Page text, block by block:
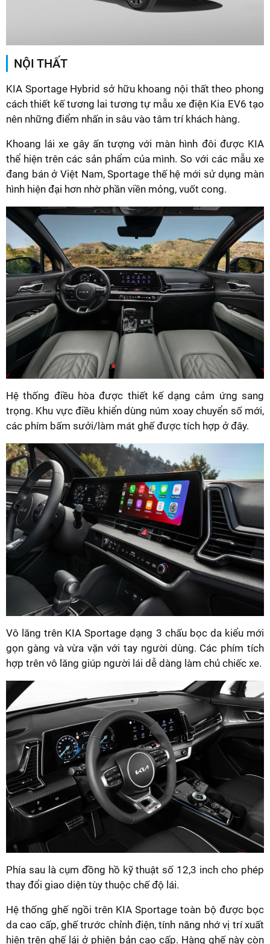
NỘI THẤT
KIA Sportage Hybrid sở hữu khoang nội thất theo phong
cách thiết kế tương lai tương tự mẫu xe điện Kia EV6 tạo
nên những điểm nhấn in sâu vào tâm trí khách hàng.
Khoang lái xe gây ấn tượng với màn hình đôi được KIA
thể hiện trên các sản phẩm của mình. So với các mẫu xe
đang bán ở Việt Nam, Sportage thế hệ mới sử dụng màn
hình hiện đại hơn nhờ phần viền mỏng, vuốt cong.
Hệ thống điều hòa được thiết kế dạng cảm ứng sang
trọng. Khu vực điều khiển dùng núm xoay chuyển số mới,
các phím bấm sưởi/làm mát ghế được tích hợp ở đây.
Vô lăng trên KIA Sportage dạng 3 chấu bọc da kiểu mới
gọn gàng và vừa vặn với tay người dùng. Các phím tích
hợp trên vô lăng giúp người lái dễ dàng làm chủ chiếc xe.
Phía sau là cụm đồng hồ kỹ thuật số 12,3 inch cho phép
thay đổi giao diện tùy thuộc chế độ lái.
Hệ thống ghế ngồi trên KIA Sportage toàn bộ được bọc
da cao cấp, ghế trước chỉnh điện, tính năng nhớ vị trí xuất
hiện trên ghế lái ở phiên bản cao cấp. Hàng ghế này còn